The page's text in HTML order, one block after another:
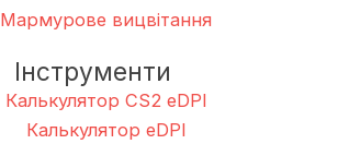
Мармурове вицвітання
Інструменти
Калькулятор CS2 eDPI
Калькулятор eDPI